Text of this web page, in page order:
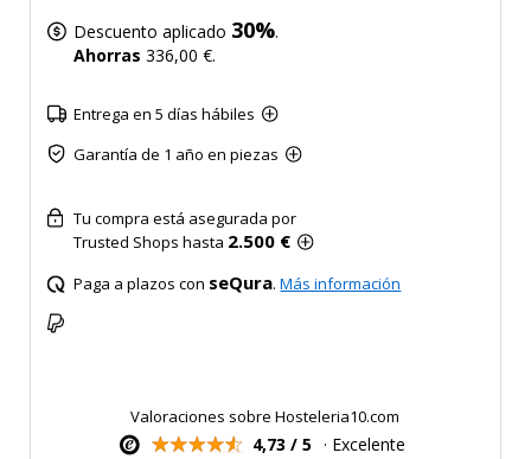
Descuento aplicado 30%.
Ahorras 336,00 €.
Entrega en 5 días hábiles
Garantía de 1 año en piezas
Tu compra está asegurada por
Trusted Shops hasta 2.500 €
Paga a plazos con seQura.Más información
Valoraciones sobre Hosteleria10.com
4,73 / 5 · Excelente